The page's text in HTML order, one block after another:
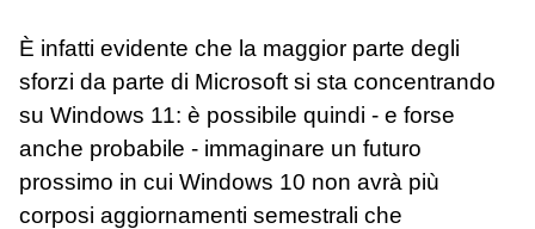
È infatti evidente che la maggior parte degli
sforzi da parte di Microsoft si sta concentrando
su Windows 11: è possibile quindi - e forse
anche probabile - immaginare un futuro
prossimo in cui Windows 10 non avrà più
corposi aggiornamenti semestrali che